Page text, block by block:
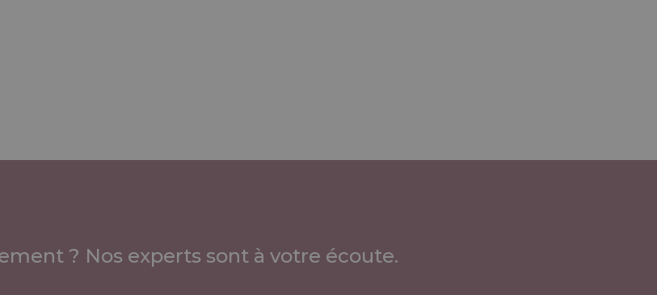
? Nos experts sont à votre écoute.